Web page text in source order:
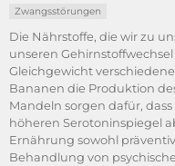
Zwangsstörungen
Die Nährstoffe, die wir zu
unseren
Gleichgewicht
Bananen die Produktion
Mandeln sorgen dafür,
höheren Serotoninspiegel
Ernährung sowohl
Behandlung von